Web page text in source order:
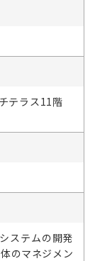
テラス11階
ステムの開発
のマネジメン